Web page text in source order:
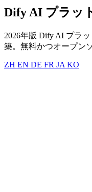
Dify AI プラッ
2026年版 Dify AI プラ
築。無料かつオープン
ZH EN DE FR JA KO